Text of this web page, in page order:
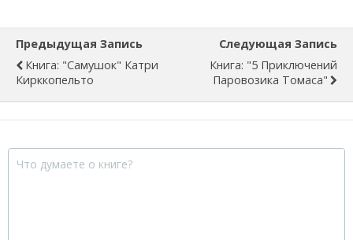
Предыдущая Запись
Книга: "Самушок" Катри
Кирккопельто
Следующая Запись
Книга: "5 Приключений
Паровозика Томаса"